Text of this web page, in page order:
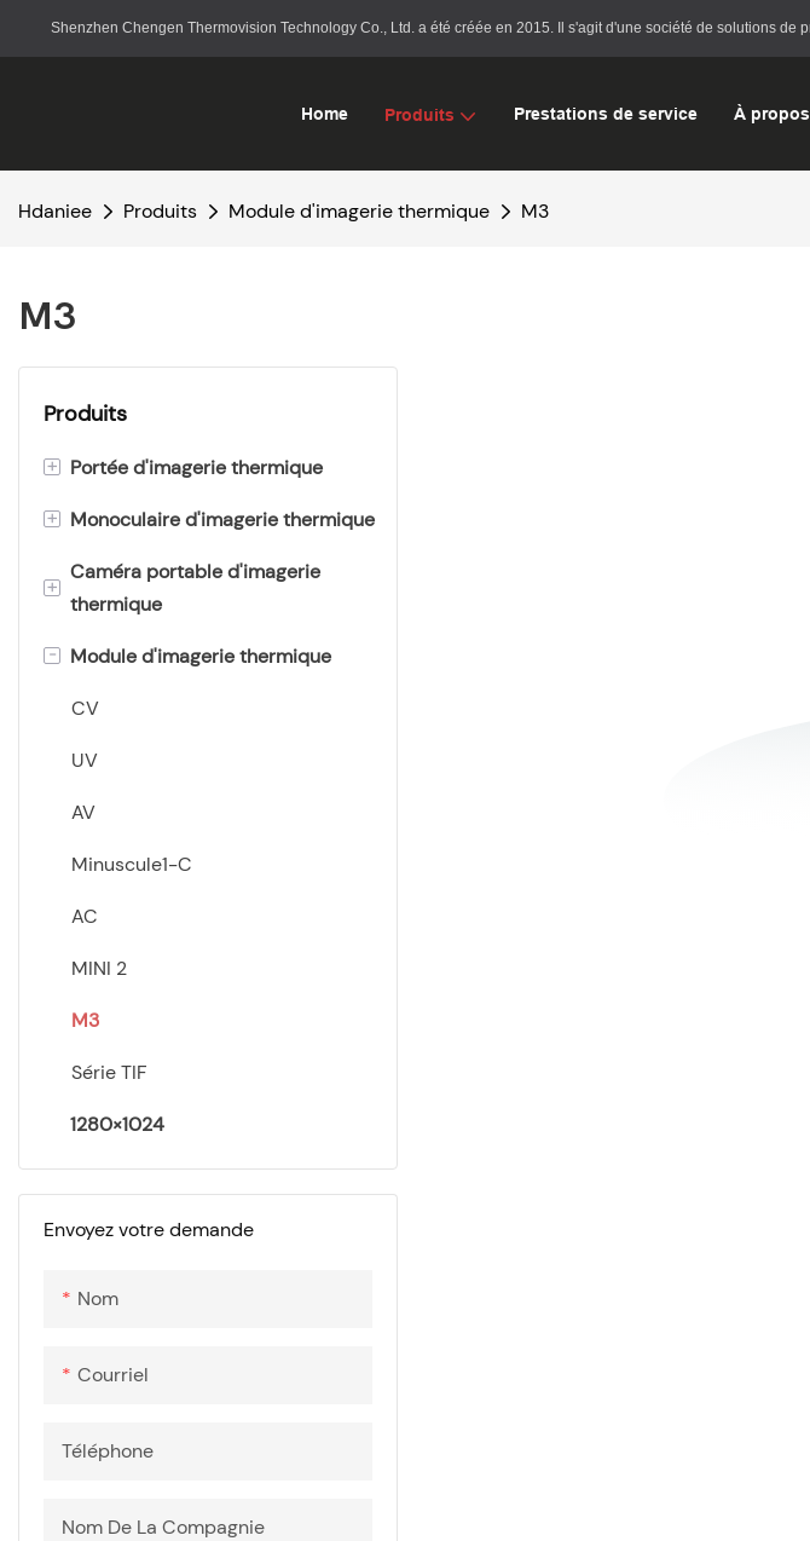
Shenzhen Chengen Thermovision Technology Co., Ltd. a été créée en 2015. Il s'agit d'une société de solutions
Home Produits Prestations de service À
Hdaniee Produits Module d'imagerie thermique M3
M3
Produits
+ Portée d'imagerie thermique
ZS
TK
+ Monoculaire d'imagerie thermique
CE
+
Caméra portable d'imagerie
thermique
JG
XY
XQ
- Module d'imagerie thermique
CV
UV
AV
Minuscule1-C
AC
MINI 2
M3
Série TIF
1280×1024
Envoyez votre demande
Nom
Courriel
Téléphone
Nom De La Compagnie